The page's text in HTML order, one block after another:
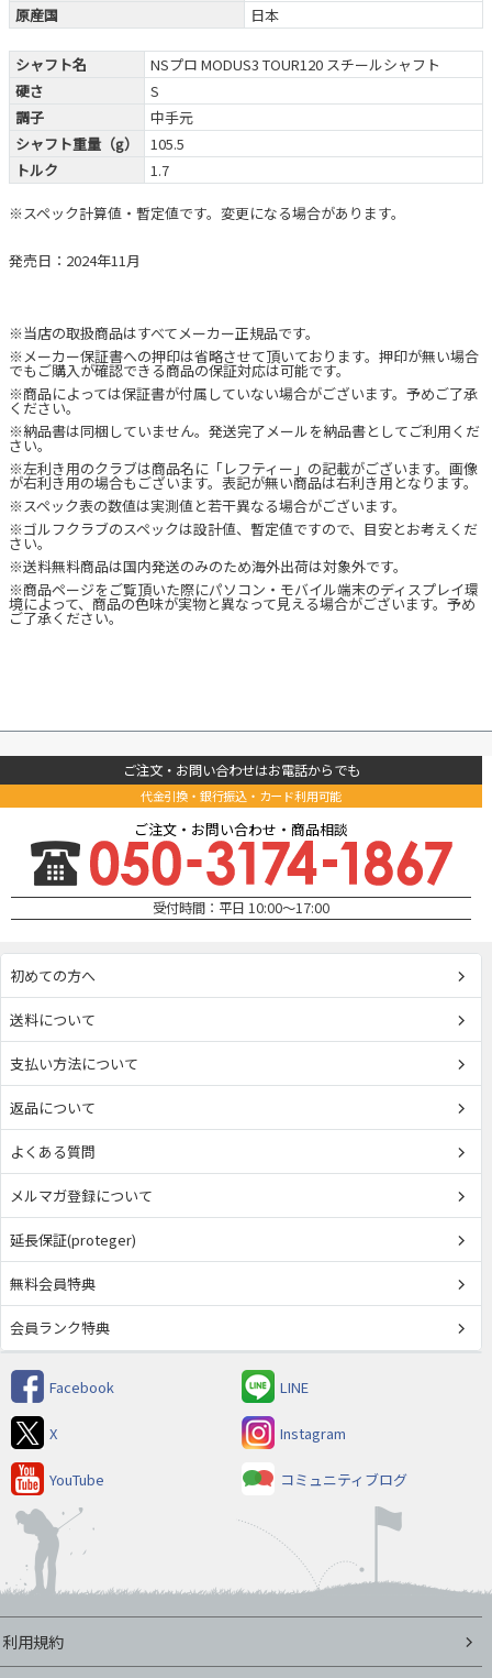
原産国
日本
シャフト名
NSプロ MODUS3 TOUR120 スチールシャフト
硬さ
S
調子
中手元
シャフト重量（g）
105.5
トルク
1.7
※スペック計算値・暫定値です。変更になる場合があります。
発売日：2024年11月
※当店の取扱商品はすべてメーカー正規品です。
※メーカー保証書への押印は省略させて頂いております。押印が無い場合
でもご購入が確認できる商品の保証対応は可能です。
※商品によっては保証書が付属していない場合がございます。予めご了承
ください。
※納品書は同梱していません。発送完了メールを納品書としてご利用くだ
さい。
※左利き用のクラブは商品名に「レフティー」の記載がございます。画像
が右利き用の場合もございます。表記が無い商品は右利き用となります。
※スペック表の数値は実測値と若干異なる場合がございます。
※ゴルフクラブのスペックは設計値、暫定値ですので、目安とお考えくだ
さい。
※送料無料商品は国内発送のみのため海外出荷は対象外です。
※商品ページをご覧頂いた際にパソコン・モバイル端末のディスプレイ環
境によって、商品の色味が実物と異なって見える場合がございます。予め
ご了承ください。
ご注文・お問い合わせはお電話からでも
代金引換・銀行振込・カード利用可能
ご注文・お問い合わせ・商品相談
受付時間：平日 10:00～17:00
初めての方へ
送料について
支払い方法について
返品について
よくある質問
メルマガ登録について
延長保証(proteger)
無料会員特典
会員ランク特典
Facebook LINE
X Instagram
YouTube コミュニティブログ
利用規約